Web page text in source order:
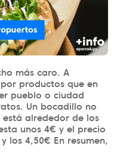
más caro. A
productos que en
pueblo o ciudad
Un bocadillo no
alrededor de los
unos 4€ y el precio
los 4,50€ En resumen,